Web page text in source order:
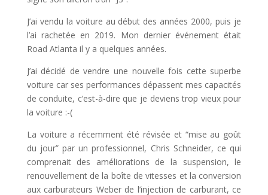
J’ai vendu la voiture au début des années 2000, puis je
l’ai rachetée en 2019. Mon dernier événement était
Road Atlanta il y a quelques années.
J’ai décidé de vendre une nouvelle fois cette superbe
voiture car ses performances dépassent mes capacités
de conduite, c’est-à-dire que je deviens trop vieux pour
la voiture :-(
La voiture a récemment été révisée et “mise au goût
du jour” par un professionnel, Chris Schneider, ce qui
comprenait des améliorations de la suspension, le
renouvellement de la boîte de vitesses et la conversion
aux carburateurs Weber de l’injection de carburant, ce